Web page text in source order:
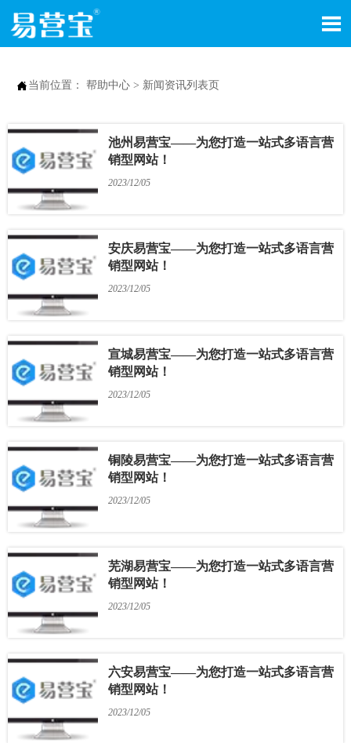

 当前位置： 帮助中心 > 新闻资讯列表页
池州易营宝——为您打造一站式多语言营
销型网站！
2023/12/05
安庆易营宝——为您打造一站式多语言营
销型网站！
2023/12/05
宣城易营宝——为您打造一站式多语言营
销型网站！
2023/12/05
铜陵易营宝——为您打造一站式多语言营
销型网站！
2023/12/05
芜湖易营宝——为您打造一站式多语言营
销型网站！
2023/12/05
六安易营宝——为您打造一站式多语言营
销型网站！
2023/12/05